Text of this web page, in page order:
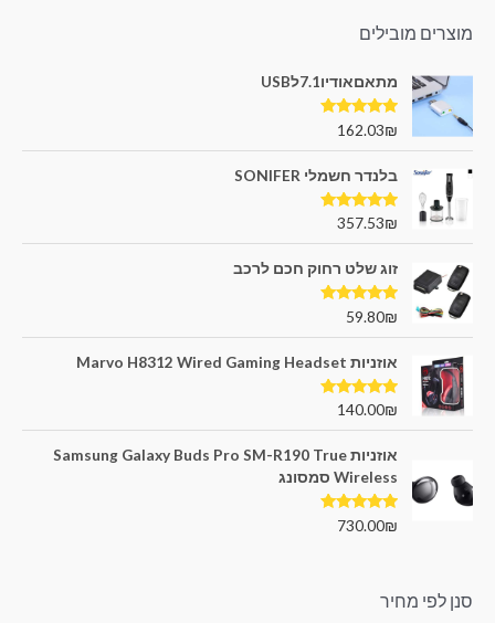
מוצרים מובילים
מתאםאודיו7.1לUSB
דורג5.00
162.03₪
בלנדר חשמלי SONIFER
דורג 5.00
357.53₪
זוג שלט רחוק חכם לרכב
דורג5.00
59.80₪
אוזניות Marvo H8312 Wired Gaming Headset
דורג5.00
140.00₪
אוזניות Samsung Galaxy Buds Pro SM-R190 True
Wireless סמסונג
דורג5.00
730.00₪
סנן לפי מחיר